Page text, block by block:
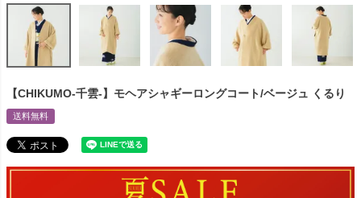
【CHIKUMO-千雲-】モヘアシャギーロングコート/ベージュ くるり
送料無料